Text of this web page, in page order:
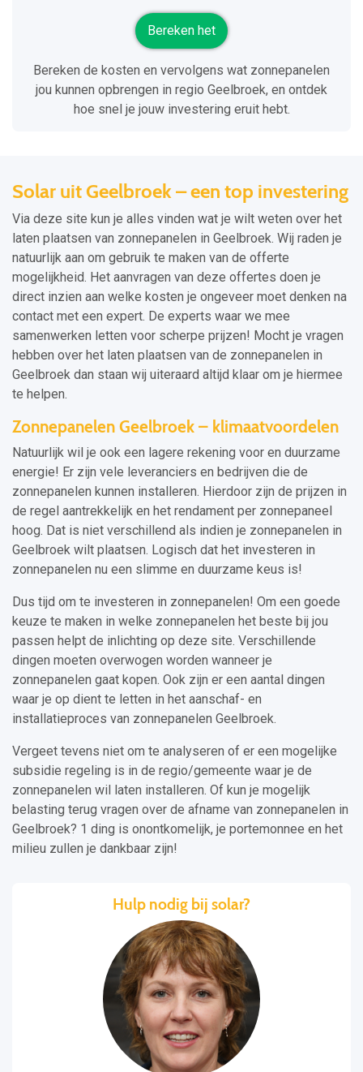
Bereken het
Bereken de kosten en vervolgens wat zonnepanelen
jou kunnen opbrengen in regio Geelbroek, en ontdek
hoe snel je jouw investering eruit hebt.
Solar uit Geelbroek – een top investering
Via deze site kun je alles vinden wat je wilt weten over het
laten plaatsen van zonnepanelen in Geelbroek. Wij raden je
natuurlijk aan om gebruik te maken van de offerte
mogelijkheid. Het aanvragen van deze offertes doen je
direct inzien aan welke kosten je ongeveer moet denken na
contact met een expert. De experts waar we mee
samenwerken letten voor scherpe prijzen! Mocht je vragen
hebben over het laten plaatsen van de zonnepanelen in
Geelbroek dan staan wij uiteraard altijd klaar om je hiermee
te helpen.
Zonnepanelen Geelbroek – klimaatvoordelen
Natuurlijk wil je ook een lagere rekening voor en duurzame
energie! Er zijn vele leveranciers en bedrijven die de
zonnepanelen kunnen installeren. Hierdoor zijn de prijzen in
de regel aantrekkelijk en het rendament per zonnepaneel
hoog. Dat is niet verschillend als indien je zonnepanelen in
Geelbroek wilt plaatsen. Logisch dat het investeren in
zonnepanelen nu een slimme en duurzame keus is!
Dus tijd om te investeren in zonnepanelen! Om een goede
keuze te maken in welke zonnepanelen het beste bij jou
passen helpt de inlichting op deze site. Verschillende
dingen moeten overwogen worden wanneer je
zonnepanelen gaat kopen. Ook zijn er een aantal dingen
waar je op dient te letten in het aanschaf- en
installatieproces van zonnepanelen Geelbroek.
Vergeet tevens niet om te analyseren of er een mogelijke
subsidie regeling is in de regio/gemeente waar je de
zonnepanelen wil laten installeren. Of kun je mogelijk
belasting terug vragen over de afname van zonnepanelen in
Geelbroek? 1 ding is onontkomelijk, je portemonnee en het
milieu zullen je dankbaar zijn!
Hulp nodig bij solar?